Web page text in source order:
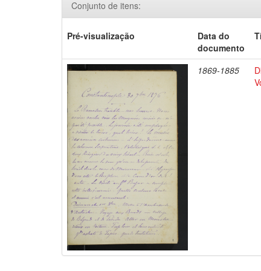
Conjunto de itens:
Pré-visualização
Data do
documento
1869-1885